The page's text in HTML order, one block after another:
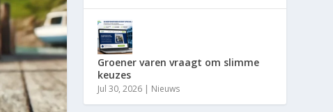
Groener varen vraagt om slimme
keuzes
Jul 30, 2026 | Nieuws